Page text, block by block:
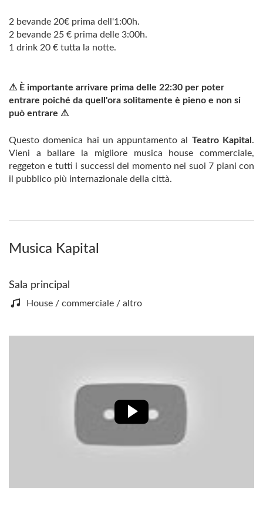
2 bevande 20€ prima dell'1:00h.
2 bevande 25 € prima delle 3:00h.
1 drink 20 € tutta la notte.
⚠ È importante arrivare prima delle 22:30 per poter
entrare poiché da quell'ora solitamente è pieno e non si
può entrare ⚠
Questo domenica hai un appuntamento al Teatro Kapital .
Vieni a ballare la migliore musica house commerciale,
reggeton e tutti i successi del momento nei suoi 7 piani con
il pubblico più internazionale della città.
Musica Kapital
Sala principal
House / commerciale / altro